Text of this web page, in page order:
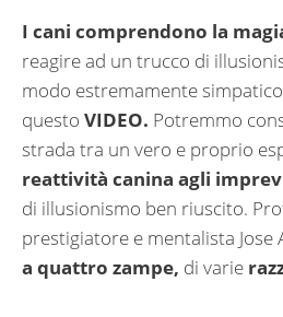
I cani comprendono la
reagire ad un trucco di
modo estremamente
questo VIDEO. Potremmo
strada tra un vero e proprio
reattività canina agli
di illusionismo ben riuscito.
prestigiatore e mentalista Jose
a quattro zampe, di varie